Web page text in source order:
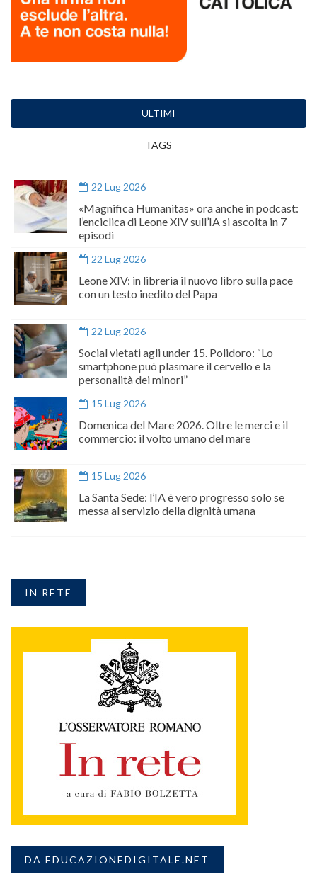
ULTIMI
TAGS
22 Lug 2026
«Magnifica Humanitas» ora anche in podcast:
l’enciclica di Leone XIV sull’IA si ascolta in 7
episodi
22 Lug 2026
Leone XIV: in libreria il nuovo libro sulla pace
con un testo inedito del Papa
22 Lug 2026
Social vietati agli under 15. Polidoro: “Lo
smartphone può plasmare il cervello e la
personalità dei minori”
15 Lug 2026
Domenica del Mare 2026. Oltre le merci e il
commercio: il volto umano del mare
15 Lug 2026
La Santa Sede: l’IA è vero progresso solo se
messa al servizio della dignità umana
IN RETE
DA EDUCAZIONEDIGITALE.NET